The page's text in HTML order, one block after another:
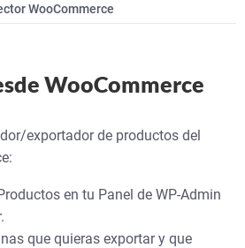
WooCommerce
WooCommerce
exportador de productos del
en tu Panel de WP-Admin
que quieras exportar y que